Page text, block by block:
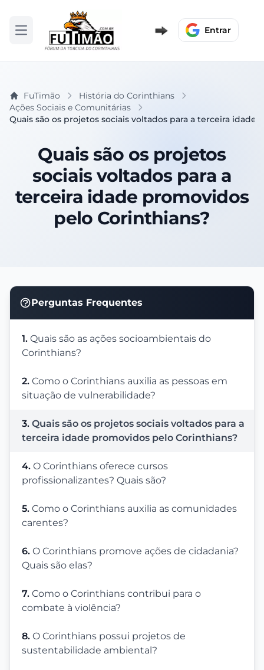
Abrir menu Entrar
FuTimão
História do Corinthians
Ações Sociais e Comunitárias
Quais são os projetos sociais voltados para a terceira
Quais são os projetos
sociais voltados para a
terceira idade promovidos
pelo Corinthians?
Perguntas Frequentes
1. Quais são as ações socioambientais do
Corinthians?
2. Como o Corinthians auxilia as pessoas em
situação de vulnerabilidade?
3. Quais são os projetos sociais voltados para a
terceira idade promovidos pelo Corinthians?
4. O Corinthians oferece cursos
profissionalizantes? Quais são?
5. Como o Corinthians auxilia as comunidades
carentes?
6. O Corinthians promove ações de cidadania?
Quais são elas?
7. Como o Corinthians contribui para o
combate à violência?
8. O Corinthians possui projetos de
sustentabilidade ambiental?